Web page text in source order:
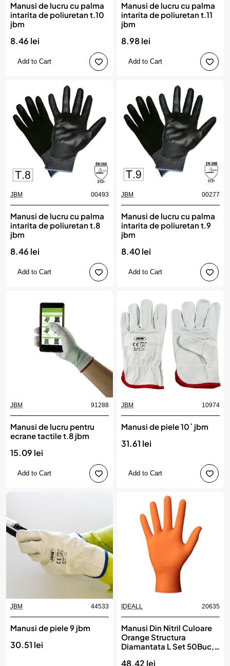
Manusi de lucru cu palma
intarita de poliuretan t.10
jbm
8.46 lei
Add to Cart
Manusi de lucru cu palma
intarita de poliuretan t.11
jbm
8.98 lei
Add to Cart
JBM 00493
Manusi de lucru cu palma
intarita de poliuretan t.8
jbm
8.46 lei
Add to Cart
JBM 00277
Manusi de lucru cu palma
intarita de poliuretan t.9
jbm
8.40 lei
Add to Cart
JBM 91288
Manusi de lucru pentru
ecrane tactile t.8 jbm
15.09 lei
Add to Cart
JBM 10974
Manusi de piele 10` jbm
31.61 lei
Add to Cart
JBM 44533
Manusi de piele 9 jbm
30.51 lei
IDEALL 20635
Manusi Din Nitril Culoare
Orange Structura
Diamantata L Set 50Buc,
48.42 lei